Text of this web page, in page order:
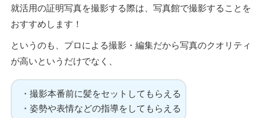
就活用の証明写真を撮影する際は、写真館で撮影することを
おすすめします！
というのも、プロによる撮影・編集だから写真のクオリティ
が高いというだけでなく、
・撮影本番前に髪をセットしてもらえる
・姿勢や表情などの指導をしてもらえる